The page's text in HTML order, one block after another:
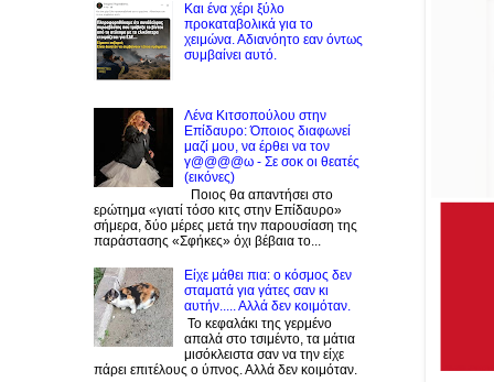
Και ένα χέρι ξύλο
προκαταβολικά για το
χειμώνα. Αδιανόητο εαν όντως
συμβαίνει αυτό.
Λένα Κιτσοπούλου στην
Επίδαυρο: Όποιος διαφωνεί
μαζί μου, να έρθει να τον
γ@@@@ω - Σε σοκ οι θεατές
(εικόνες)
Ποιος θα απαντήσει στο
ερώτημα «γιατί τόσο κιτς στην Επίδαυρο»
σήμερα, δύο μέρες μετά την παρουσίαση της
παράστασης «Σφήκες» όχι βέβαια το...
Είχε μάθει πια: ο κόσμος δεν
σταματά για γάτες σαν κι
αυτήν..... Αλλά δεν κοιμόταν.
Το κεφαλάκι της γερμένο
απαλά στο τσιμέντο, τα μάτια
μισόκλειστα σαν να την είχε
πάρει επιτέλους ο ύπνος. Αλλά δεν κοιμόταν.